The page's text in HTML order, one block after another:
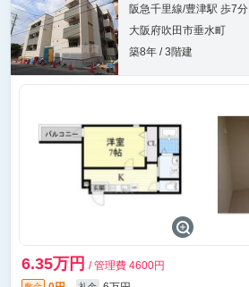
阪急千里線/豊津駅 歩7分
大阪府吹田市垂水町
築8年 / 3階建
6.35万円 / 管理費 4600円